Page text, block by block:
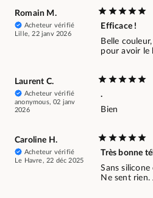
Romain M.
Acheteur vérifié
Lille, 22 janv 2026
Efficace !
Belle
pour avoir le
Laurent C.
Acheteur vérifié
anonymous, 02 janv
2026
.
Bien
Caroline H.
Acheteur vérifié
Le Havre, 22 déc 2025
Très bonne
Sans
Ne sent rien.